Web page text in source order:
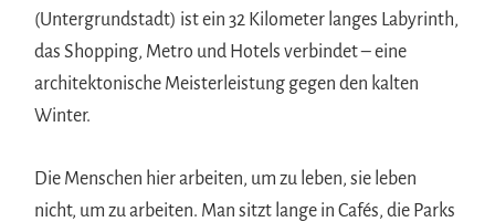
(Untergrundstadt) ist ein 32 Kilometer langes Labyrinth,
das Shopping, Metro und Hotels verbindet – eine
architektonische Meisterleistung gegen den kalten
Winter.
Die Menschen hier arbeiten, um zu leben, sie leben
nicht, um zu arbeiten. Man sitzt lange in Cafés, die Parks